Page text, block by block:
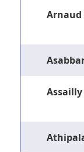
Arnaud
Assailly